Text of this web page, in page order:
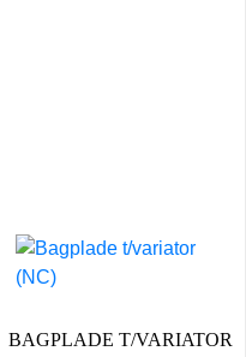
BAGPLADE T/VARIATOR